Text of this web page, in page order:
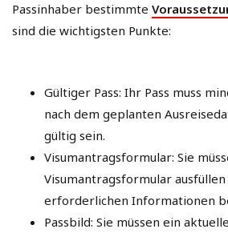
Passinhaber bestimmte
sind die wichtigsten Punkte:
Gültiger Pass: Ihr Pass muss
nach dem geplanten
gültig sein.
Visumantragsformular: Sie
Visumantragsformular ausfüllen
erforderlichen Informationen
Passbild: Sie müssen ein